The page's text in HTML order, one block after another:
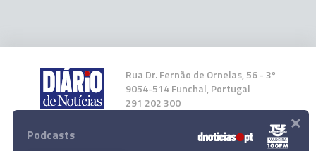
Rua Dr. Fernão de Ornelas, 56 - 3º
9054-514 Funchal, Portugal
291 202 300
Instale a nossa App
Podcasts ×